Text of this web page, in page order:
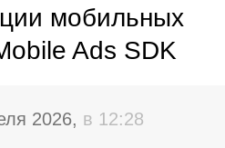
мобильных
Ads SDK
2026, в 12:28